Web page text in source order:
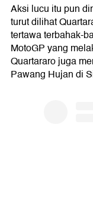
Aksi lucu itu pun
turut dilihat
tertawa terbahak-
MotoGP yang
Quartararo juga
Pawang Hujan di